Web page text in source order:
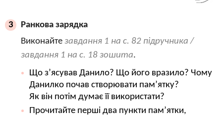
3
Ранкова зарядка
Виконайте завдання 1 на с. 82 підручника /
завдання 1 на с. 18 зошита.
Що з’ясував Данило? Що його вразило? Чому
Данилко почав створювати пам’ятку?
Як він потім думає її використати?
Прочитайте перші два пункти пам’ятки,